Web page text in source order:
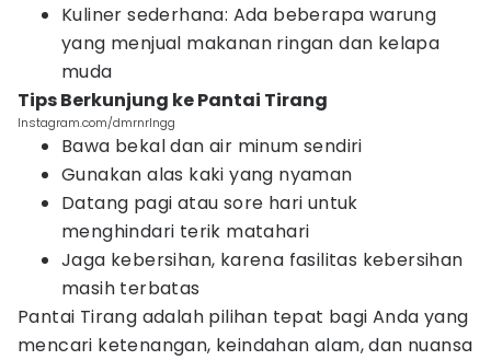
Kuliner sederhana: Ada beberapa warung
yang menjual makanan ringan dan kelapa
muda
Tips Berkunjung ke Pantai Tirang
Instagram.com/dmrnrlngg
Bawa bekal dan air minum sendiri
Gunakan alas kaki yang nyaman
Datang pagi atau sore hari untuk
menghindari terik matahari
Jaga kebersihan, karena fasilitas kebersihan
masih terbatas
Pantai Tirang adalah pilihan tepat bagi Anda yang
mencari ketenangan, keindahan alam, dan nuansa